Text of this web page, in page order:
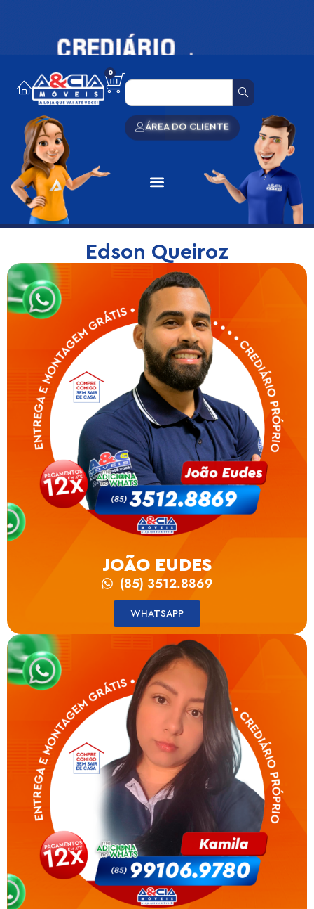
0
ÁREA DO CLIENTE
Edson Queiroz
JOÃO EUDES
(85) 3512.8869
WHATSAPP